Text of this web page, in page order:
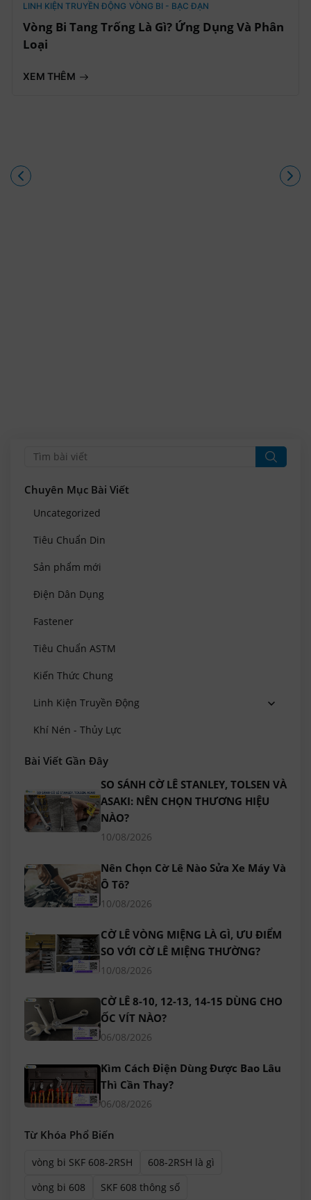
LINH KIỆN TRUYỀN ĐỘNG VÒNG BI - BẠC ĐẠN
Vòng Bi Tang Trống Là Gì? Ứng Dụng Và Phân
Loại
XEM THÊM
Chuyên Mục Bài Viết
Uncategorized
Tiêu Chuẩn Din
Sản phẩm mới
Điện Dân Dụng
Fastener
Tiêu Chuẩn ASTM
Kiến Thức Chung
Linh Kiện Truyền Động
Khí Nén - Thủy Lực
Bài Viết Gần Đây
SO SÁNH CỜ LÊ STANLEY, TOLSEN VÀ
ASAKI: NÊN CHỌN THƯƠNG HIỆU
NÀO?
10/08/2026
Nên Chọn Cờ Lê Nào Sửa Xe Máy Và
Ô Tô?
10/08/2026
CỜ LÊ VÒNG MIỆNG LÀ GÌ, ƯU ĐIỂM
SO VỚI CỜ LÊ MIỆNG THƯỜNG?
10/08/2026
CỜ LÊ 8-10, 12-13, 14-15 DÙNG CHO
ỐC VÍT NÀO?
06/08/2026
Kìm Cách Điện Dùng Được Bao Lâu
Thì Cần Thay?
06/08/2026
Từ Khóa Phổ Biến
vòng bi SKF 608-2RSH
608-2RSH là gì
vòng bi 608
SKF 608 thông số